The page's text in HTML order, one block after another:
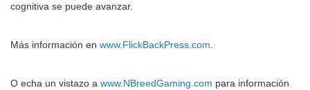
cognitiva se puede avanzar.
Más información en www.FlickBackPress.com
O echa un vistazo a www.NBreedGaming.com para información